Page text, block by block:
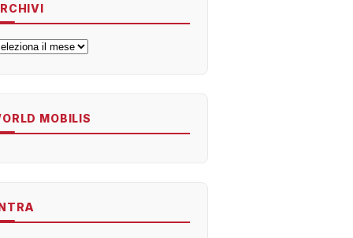
MOBILIS